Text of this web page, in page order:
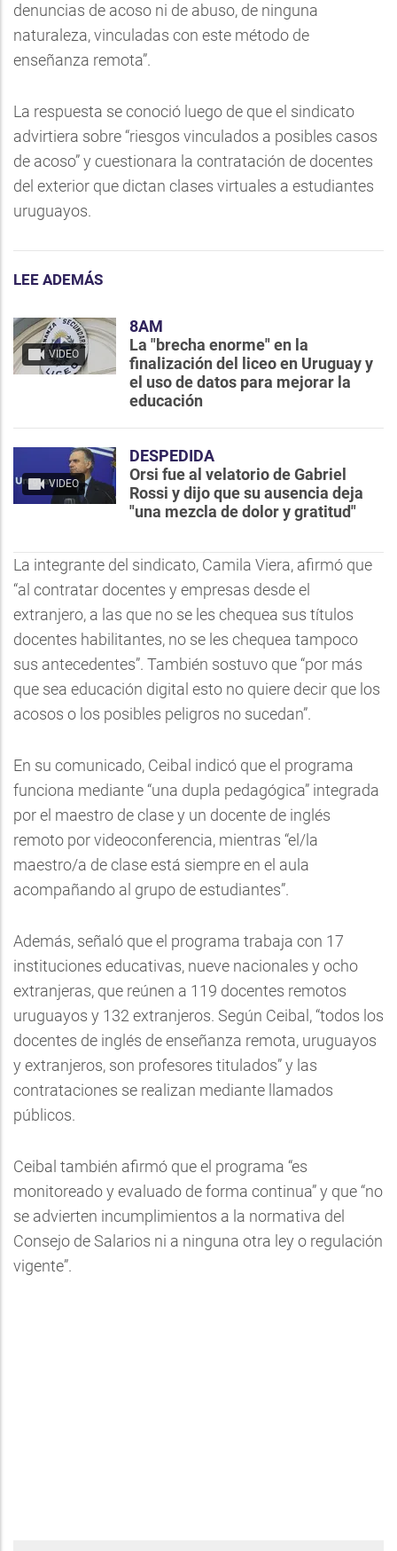
denuncias de acoso ni de abuso, de ninguna
naturaleza, vinculadas con este método de
enseñanza remota”.
La respuesta se conoció luego de que el sindicato
advirtiera sobre “riesgos vinculados a posibles casos
de acoso” y cuestionara la contratación de docentes
del exterior que dictan clases virtuales a estudiantes
uruguayos.
LEE ADEMÁS
VIDEO
8AM
La "brecha enorme" en la
finalización del liceo en Uruguay y
el uso de datos para mejorar la
educación
VIDEO
DESPEDIDA
Orsi fue al velatorio de Gabriel
Rossi y dijo que su ausencia deja
"una mezcla de dolor y gratitud"
La integrante del sindicato, Camila Viera, afirmó que
“al contratar docentes y empresas desde el
extranjero, a las que no se les chequea sus títulos
docentes habilitantes, no se les chequea tampoco
sus antecedentes”. También sostuvo que “por más
que sea educación digital esto no quiere decir que los
acosos o los posibles peligros no sucedan”.
En su comunicado, Ceibal indicó que el programa
funciona mediante “una dupla pedagógica” integrada
por el maestro de clase y un docente de inglés
remoto por videoconferencia, mientras “el/la
maestro/a de clase está siempre en el aula
acompañando al grupo de estudiantes”.
Además, señaló que el programa trabaja con 17
instituciones educativas, nueve nacionales y ocho
extranjeras, que reúnen a 119 docentes remotos
uruguayos y 132 extranjeros. Según Ceibal, “todos los
docentes de inglés de enseñanza remota, uruguayos
y extranjeros, son profesores titulados” y las
contrataciones se realizan mediante llamados
públicos.
Ceibal también afirmó que el programa “es
monitoreado y evaluado de forma continua” y que “no
se advierten incumplimientos a la normativa del
Consejo de Salarios ni a ninguna otra ley o regulación
vigente”.